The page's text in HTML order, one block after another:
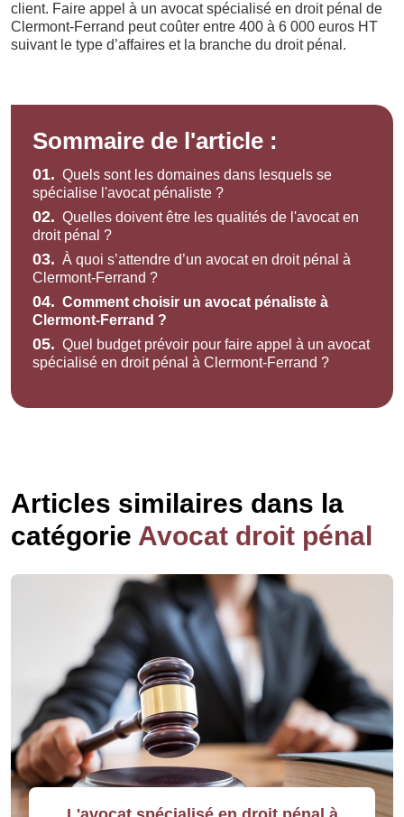
client. Faire appel à un avocat spécialisé en droit pénal de
Clermont-Ferrand peut coûter entre 400 à 6 000 euros HT
suivant le type d’affaires et la branche du droit pénal.
Sommaire de l'article :
01. Quels sont les domaines dans lesquels se
spécialise l'avocat pénaliste ?
02. Quelles doivent être les qualités de l'avocat en
droit pénal ?
03. À quoi s’attendre d’un avocat en droit pénal à
Clermont-Ferrand ?
04. Comment choisir un avocat pénaliste à
Clermont-Ferrand ?
05. Quel budget prévoir pour faire appel à un avocat
spécialisé en droit pénal à Clermont-Ferrand ?
Articles similaires dans la
catégorie Avocat droit pénal